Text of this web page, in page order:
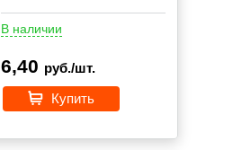
В наличии
6,40 руб./шт.
Купить